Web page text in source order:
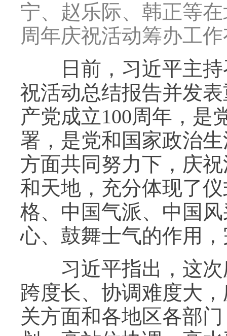
宁、赵乐际、韩正等
周年庆祝活动筹办工
日前，习近平主持
祝活动总结报告并发
产党成立100周年，是
署，是党和国家政治
方面共同努力下，庆
和天地，充分体现了
格、中国气派、中国
心、鼓舞士气的作用
习近平指出，这次
跨度长、协调难度大
关方面和各地区各部